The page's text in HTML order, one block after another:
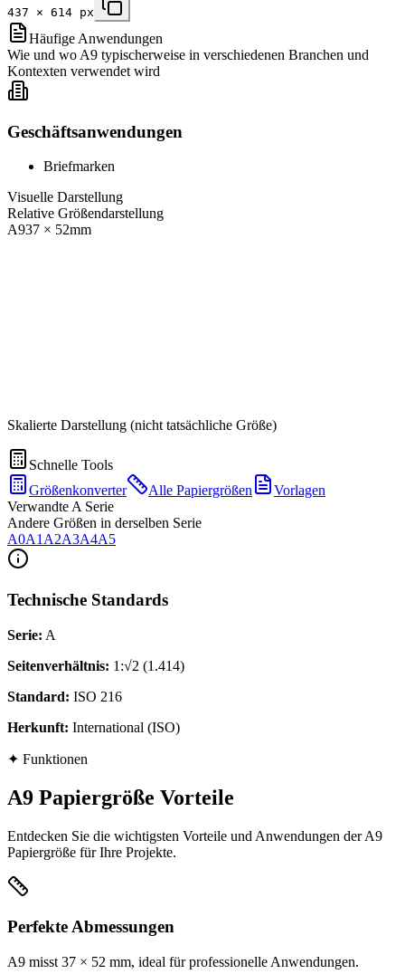
437 × 614 px
Häufige Anwendungen
Wie und wo A9 typischerweise in verschiedenen Branchen und
Kontexten verwendet wird
Geschäftsanwendungen
Briefmarken
Visuelle Darstellung
Relative Größendarstellung
A937 × 52mm
Skalierte Darstellung (nicht tatsächliche Größe)
Schnelle Tools
Größenkonverter
Alle Papiergrößen
Vorlagen
Verwandte A Serie
Andere Größen in derselben Serie
A0A1 A2A3A4A5
Technische Standards
Serie: A
Seitenverhältnis: 1:√2 (1.414)
Standard: ISO 216
Herkunft: International (ISO)
✦ Funktionen
A9 Papiergröße Vorteile
Entdecken Sie die wichtigsten Vorteile und Anwendungen der A9
Papiergröße für Ihre Projekte.
Perfekte Abmessungen
A9 misst 37 × 52 mm, ideal für professionelle Anwendungen.